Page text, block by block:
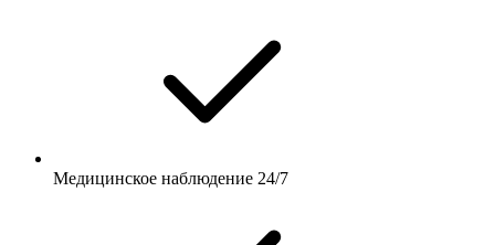
Медицинское наблюдение 24/7